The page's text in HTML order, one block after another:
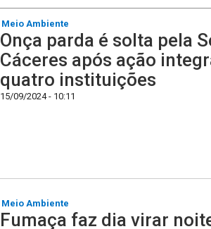
Meio Ambiente
Onça parda é solta pela
Cáceres após ação
quatro instituições
15/09/2024 - 10:11
Meio Ambiente
Fumaça faz dia virar